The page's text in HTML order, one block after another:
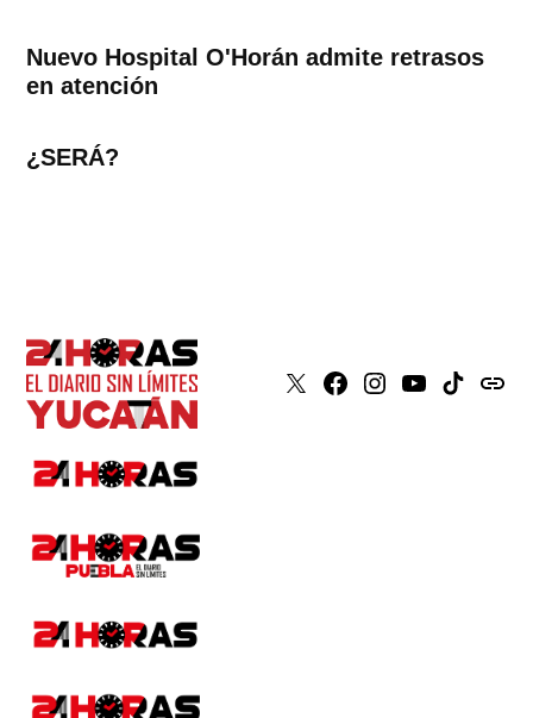
Nuevo Hospital O'Horán admite retrasos
en atención
¿SERÁ?
X Faceboook
Instagram
YoutubeTiktokissuu